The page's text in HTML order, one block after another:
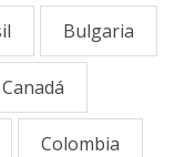
Bulgaria
Canadá
Colombia